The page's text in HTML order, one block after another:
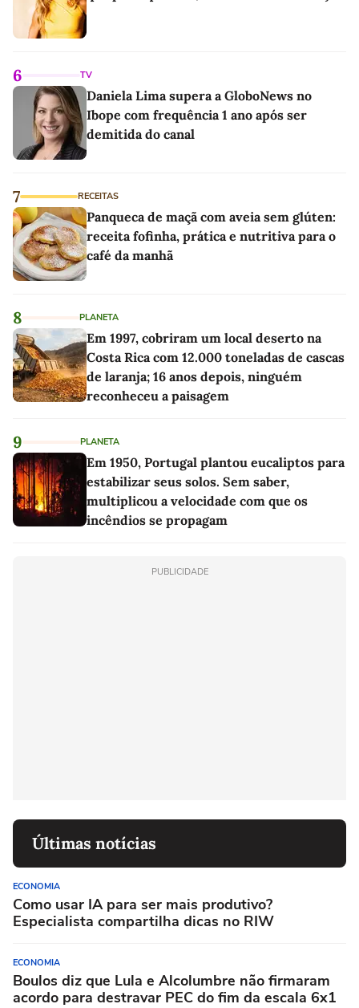
6 TV
Daniela Lima supera a GloboNews no
Ibope com frequência 1 ano após ser
demitida do canal
7 RECEITAS
Panqueca de maçã com aveia sem glúten:
receita fofinha, prática e nutritiva para o
café da manhã
8 PLANETA
Em 1997, cobriram um local deserto na
Costa Rica com 12.000 toneladas de cascas
de laranja; 16 anos depois, ninguém
reconheceu a paisagem
9 PLANETA
Em 1950, Portugal plantou eucaliptos para
estabilizar seus solos. Sem saber,
multiplicou a velocidade com que os
incêndios se propagam
PUBLICIDADE
Últimas notícias
ECONOMIA
Como usar IA para ser mais produtivo?
Especialista compartilha dicas no RIW
ECONOMIA
Boulos diz que Lula e Alcolumbre não firmaram
acordo para destravar PEC do fim da escala 6x1